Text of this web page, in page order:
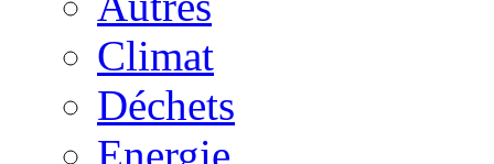
Climat
Déchets
Energie